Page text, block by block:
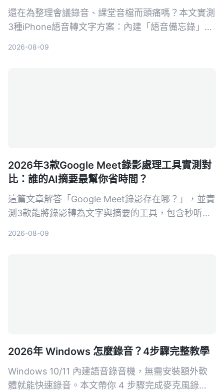
還在為整理會議錄音、課堂音檔而頭痛嗎？本文實測
3種iPhone語音轉文字方案：內建「語音備忘錄」、
2026-08-09
2026年3款Google Meet錄影處理工具實測對
比：誰的AI摘要最幫你省時間？
這篇文章解答「Google Meet錄影存在哪？」，並實
測3款能將錄影轉為文字與摘要的工具，包含秒听录
2026-08-09
2026年 Windows 怎麼錄音？4步驟完整教學
Windows 10/11 內建語音錄音機，無需安裝額外軟
體就能快速錄音。本文帶你 4 步驟完成麥克風錄